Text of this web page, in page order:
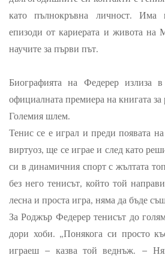
като пълнокръвна личност. Има
епизоди от кариерата и живота на
научите за първи път.
Биографията на Федерер излиза
официалната премиера на книгата за
Големия шлем.
Тенис се е играл и преди появата
виртуоз, ще се играе и след като
си в динамичния спорт с жълтата
без него тенисът, който той
лесна и проста игра, няма да бъде
За Роджър Федерер тенисът до
дори хоби. „Понякога си просто
играеш – казва той веднъж. –